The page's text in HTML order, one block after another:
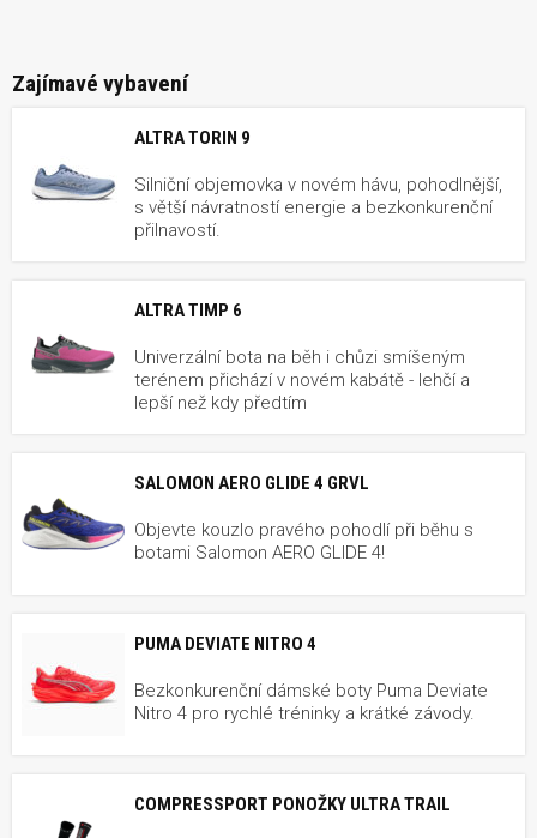
Zajímavé vybavení
ALTRA TORIN 9
Silniční objemovka v novém hávu, pohodlnější,
s větší návratností energie a bezkonkurenční
přilnavostí.
ALTRA TIMP 6
Univerzální bota na běh i chůzi smíšeným
terénem přichází v novém kabátě - lehčí a
lepší než kdy předtím
SALOMON AERO GLIDE 4 GRVL
Objevte kouzlo pravého pohodlí při běhu s
botami Salomon AERO GLIDE 4!
PUMA DEVIATE NITRO 4
Bezkonkurenční dámské boty Puma Deviate
Nitro 4 pro rychlé tréninky a krátké závody.
COMPRESSPORT PONOŽKY ULTRA TRAIL